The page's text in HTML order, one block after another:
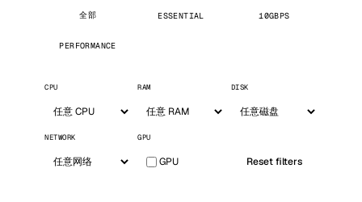
全部 ESSENTIAL 10GBPS
PERFORMANCE
CPU RAM DISK
NETWORK GPU
GPU Reset filters